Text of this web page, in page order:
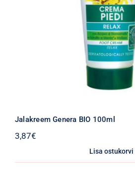
Jalakreem Genera BIO 100ml
3,87€
Lisa ostukorvi